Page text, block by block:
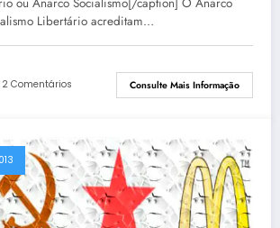
ou Anarco Socialismo[/caption] O Anarco
Libertário acreditam…
2 Comentários Consulte Mais Informação